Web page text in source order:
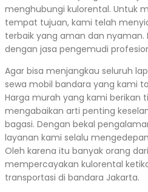
menghubungi kulorental. Untuk
tempat tujuan, kami telah
terbaik yang aman dan nyaman.
dengan jasa pengemudi
Agar bisa menjangkau seluruh
sewa mobil bandara yang kami
Harga murah yang kami berikan
mengabaikan arti penting
bagasi. Dengan bekal
layanan kami selalu
Oleh karena itu banyak orang
mempercayakan kulorental
transportasi di bandara Jakarta.